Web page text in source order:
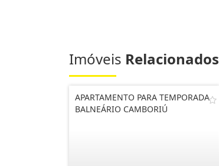
Imóveis Relacionados
APARTAMENTO PARA TEMPORADA
BALNEÁRIO CAMBORIÚ